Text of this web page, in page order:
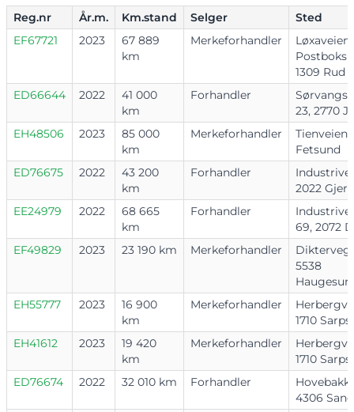
Reg.nr År.m. Km.stand Selger
Sted
EF67721
2023
67 889
km
Merkeforhandler
Løxaveien
Postboks
1309 Rud
ED66644
2022
41 000
km
Forhandler
23, 2770
EH48506
2023
85 000
km
Merkeforhandler
Tienveien
Fetsund
ED76675
2022
43 200
km
Forhandler
2022
EE24979
2022
68 665
km
Forhandler
69, 2072
EF49829
2023 23 190 km Merkeforhandler
5538
EH55777
2023
16 900
km
Merkeforhandler
1710
EH41612
2023
19 420
km
Merkeforhandler
1710
ED76674
2022 32 010 km Forhandler
4306